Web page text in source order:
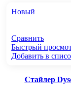
Новый
Сравнить
Быстрый
Добавить в
Стайлер